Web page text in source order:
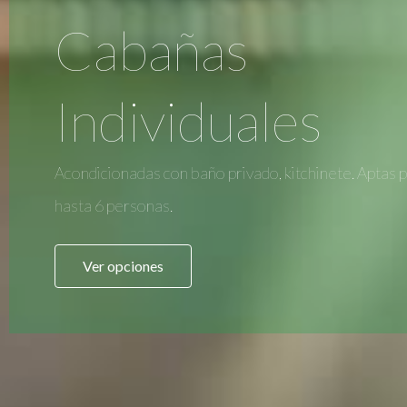
Cabañas
Individuales
Acondicionadas con baño privado, kitchinete. Aptas
hasta 6 personas.
Ver opciones